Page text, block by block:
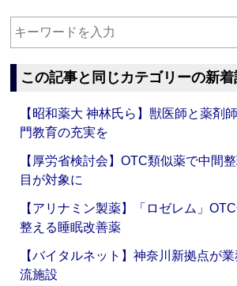
この記事と同じカテゴリーの新
【昭和薬大 神林氏ら】獣医師と薬剤
門教育の充実を
【厚労省検討会】OTC類似薬で中間
目が対象に
【アリナミン製薬】「ロゼレム」
整える睡眠改善薬
【バイタルネット】神奈川新拠点が
流施設